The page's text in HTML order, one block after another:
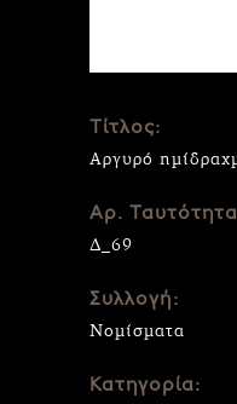
Τίτλος:
Αργυρό
Αρ.
Δ_69
Συλλογή:
Νομίσματα
Κατηγορία: